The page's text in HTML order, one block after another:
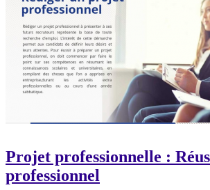
Projet professionnelle :
professionnel